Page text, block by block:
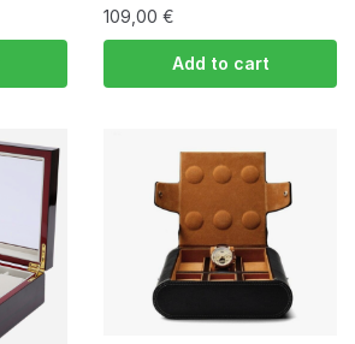
109,00 €
Add to cart